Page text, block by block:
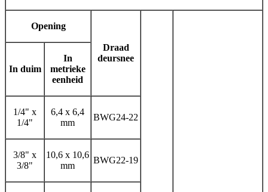
Opening
Draad
deursnee
In duim
In
metrieke
eenheid
1/4" x
1/4"
6,4 x 6,4
mm
BWG24-22
3/8" x
3/8"
10,6 x 10,6
mm
BWG22-19